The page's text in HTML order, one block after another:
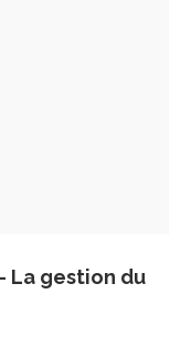
La gestion du